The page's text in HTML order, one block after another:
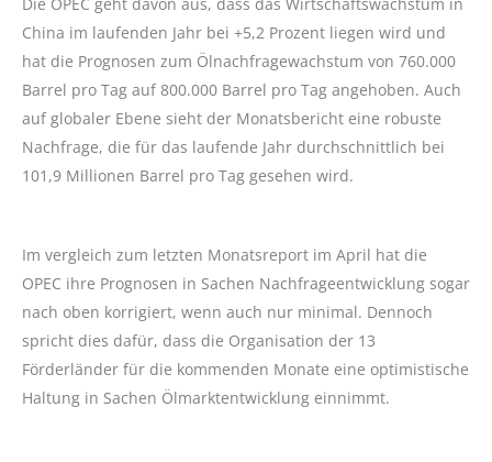
China im laufenden Jahr bei +5,2 Prozent liegen wird und
hat die Prognosen zum Ölnachfragewachstum von 760.000
Barrel pro Tag auf 800.000 Barrel pro Tag angehoben. Auch
auf globaler Ebene sieht der Monatsbericht eine robuste
Nachfrage, die für das laufende Jahr durchschnittlich bei
101,9 Millionen Barrel pro Tag gesehen wird.
Im vergleich zum letzten Monatsreport im April hat die
OPEC ihre Prognosen in Sachen Nachfrageentwicklung sogar
nach oben korrigiert, wenn auch nur minimal. Dennoch
spricht dies dafür, dass die Organisation der 13
Förderländer für die kommenden Monate eine optimistische
Haltung in Sachen Ölmarktentwicklung einnimmt.